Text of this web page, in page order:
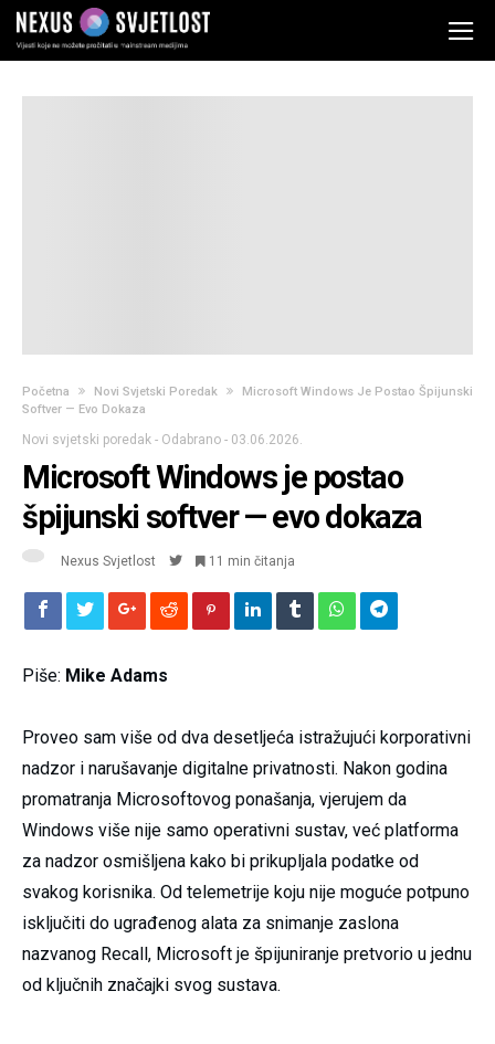
Početna Novi Svjetski Poredak
Microsoft Windows Je Postao Špijunski
Softver — Evo Dokaza
Novi svjetski poredak - Odabrano - 03.06.2026.
Microsoft Windows je postao
špijunski softver — evo dokaza
Nexus Svjetlost 11 min čitanja
Piše: Mike Adams
Proveo sam više od dva desetljeća istražujući korporativni
nadzor i narušavanje digitalne privatnosti. Nakon godina
promatranja Microsoftovog ponašanja, vjerujem da
Windows više nije samo operativni sustav, već platforma
za nadzor osmišljena kako bi prikupljala podatke od
svakog korisnika. Od telemetrije koju nije moguće potpuno
isključiti do ugrađenog alata za snimanje zaslona
nazvanog Recall, Microsoft je špijuniranje pretvorio u jednu
od ključnih značajki svog sustava.